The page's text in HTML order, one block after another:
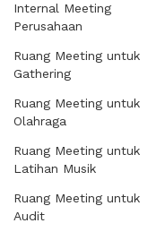
Internal Meeting
Perusahaan
Ruang Meeting untuk
Gathering
Ruang Meeting untuk
Olahraga
Ruang Meeting untuk
Latihan Musik
Ruang Meeting untuk
Audit